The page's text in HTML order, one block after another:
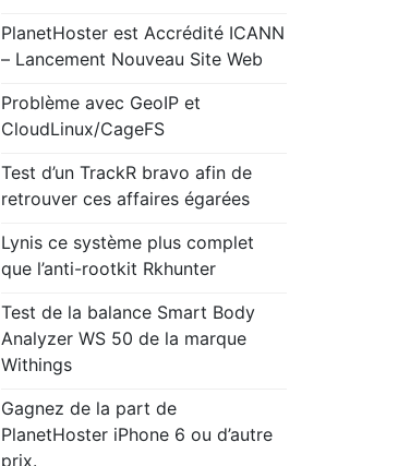
PlanetHoster est Accrédité ICANN
– Lancement Nouveau Site Web
Problème avec GeoIP et
CloudLinux/CageFS
Test d’un TrackR bravo afin de
retrouver ces affaires égarées
Lynis ce système plus complet
que l’anti-rootkit Rkhunter
Test de la balance Smart Body
Analyzer WS 50 de la marque
Withings
Gagnez de la part de
PlanetHoster iPhone 6 ou d’autre
prix.